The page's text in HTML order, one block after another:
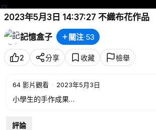
2023年5月3日 14:37:27 不織布花作品
記憶盒子
關注·53
2 分享 收藏 檢舉
64 影片觀看 · 2023年5月3日
小學生的手作成果
母親節快樂
評論